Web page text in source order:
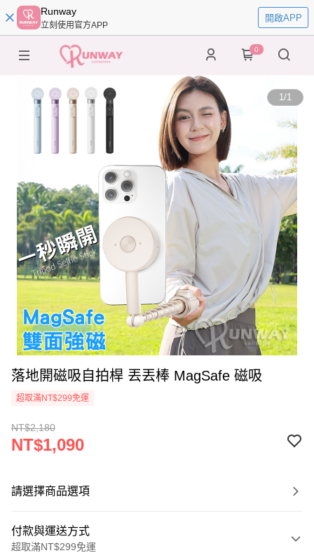
Runway
立刻使用官方APP
開啟APP
0
1/1
落地開磁吸自拍桿 丟丟棒 MagSafe 磁吸
超取滿NT$299免運
NT$2,180
NT$1,090
請選擇商品選項
付款與運送方式
超取滿NT$299免運